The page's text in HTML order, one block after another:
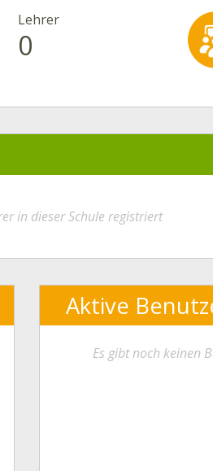
Lehrer
0
in dieser Schule registriert
Aktive
Es gibt noch keinen